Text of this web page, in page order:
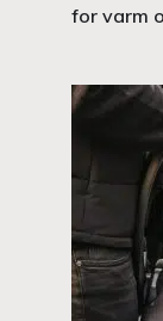
for varm